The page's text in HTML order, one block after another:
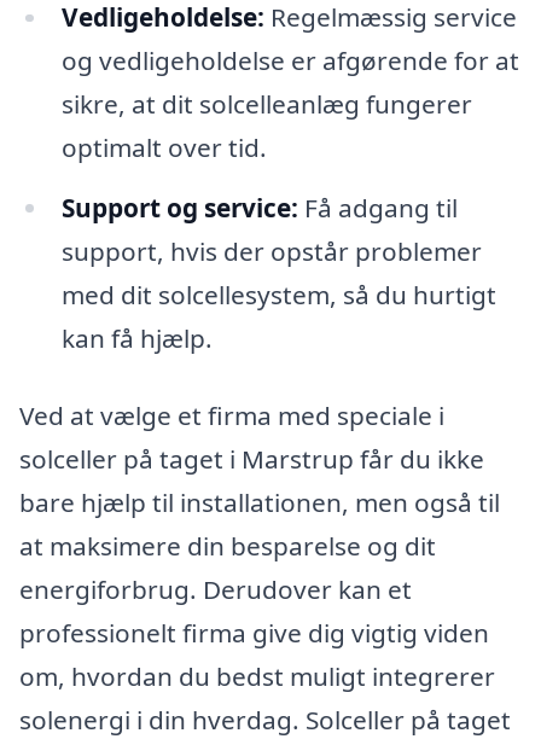
Vedligeholdelse: Regelmæssig service
og vedligeholdelse er afgørende for at
sikre, at dit solcelleanlæg fungerer
optimalt over tid.
Support og service: Få adgang til
support, hvis der opstår problemer
med dit solcellesystem, så du hurtigt
kan få hjælp.
Ved at vælge et firma med speciale i
solceller på taget i Marstrup får du ikke
bare hjælp til installationen, men også til
at maksimere din besparelse og dit
energiforbrug. Derudover kan et
professionelt firma give dig vigtig viden
om, hvordan du bedst muligt integrerer
solenergi i din hverdag. Solceller på taget